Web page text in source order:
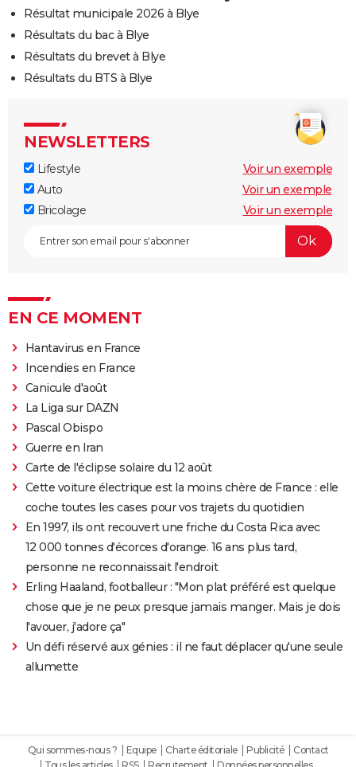
Résultat municipale 2026 à Blye
Résultats du bac à Blye
Résultats du brevet à Blye
Résultats du BTS à Blye
NEWSLETTERS
Lifestyle
Voir un exemple
Auto
Voir un exemple
Bricolage
Voir un exemple
EN CE MOMENT
Hantavirus en France
Incendies en France
Canicule d'août
La Liga sur DAZN
Pascal Obispo
Guerre en Iran
Carte de l'éclipse solaire du 12 août
Cette voiture électrique est la moins chère de France : elle
coche toutes les cases pour vos trajets du quotidien
En 1997, ils ont recouvert une friche du Costa Rica avec
12 000 tonnes d'écorces d'orange. 16 ans plus tard,
personne ne reconnaissait l'endroit
Erling Haaland, footballeur : "Mon plat préféré est quelque
chose que je ne peux presque jamais manger. Mais je dois
l'avouer, j'adore ça"
Un défi réservé aux génies : il ne faut déplacer qu'une seule
allumette
Qui sommes-nous ? Equipe Charte éditoriale Publicité
Contact